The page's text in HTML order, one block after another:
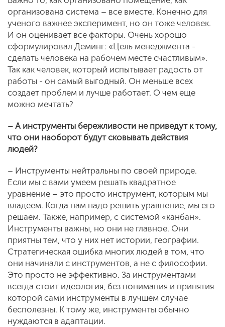
организована система – все вместе. Конечно для
ученого важнее эксперимент, но он тоже человек.
И он оценивает все факторы. Очень хорошо
сформулировал Деминг: «Цель менеджмента -
сделать человека на рабочем месте счастливым».
Так как человек, который испытывает радость от
работы - он самый выгодный. Он меньше всех
создает проблем и лучше работает. О чем еще
можно мечтать?
– А инструменты бережливости не приведут к тому,
что они наоборот будут сковывать действия
людей?
– Инструменты нейтральны по своей природе.
Если мы с вами умеем решать квадратное
уравнение – это просто инструмент, которым мы
владеем. Когда нам надо решить уравнение, мы его
решаем. Также, например, с системой «канбан».
Инструменты важны, но они не главное. Они
приятны тем, что у них нет истории, географии.
Стратегическая ошибка многих людей в том, что
они начинали с инструментов, а не с философии.
Это просто не эффективно. За инструментами
всегда стоит идеология, без понимания и принятия
которой сами инструменты в лучшем случае
бесполезны. К тому же, инструменты обычно
нуждаются в адаптации.